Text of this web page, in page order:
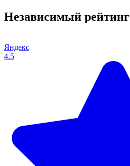
Независимый рейтинг
Яндекс
4.5